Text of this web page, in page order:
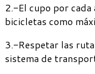
2.-El cupo por
bicicletas como
3.-Respetar las
sistema de